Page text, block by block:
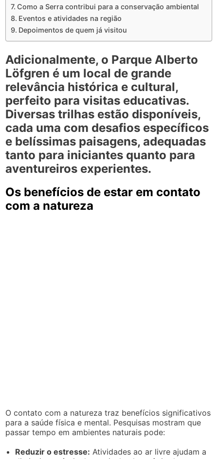
Como a Serra contribui para a conservação ambiental
Eventos e atividades na região
Depoimentos de quem já visitou
Adicionalmente, o Parque Alberto
Löfgren é um local de grande
relevância histórica e cultural,
perfeito para visitas educativas.
Diversas trilhas estão disponíveis,
cada uma com desafios específicos
e belíssimas paisagens, adequadas
tanto para iniciantes quanto para
aventureiros experientes.
Os benefícios de estar em contato
com a natureza
O contato com a natureza traz benefícios significativos
para a saúde física e mental. Pesquisas mostram que
passar tempo em ambientes naturais pode:
Reduzir o estresse: Atividades ao ar livre ajudam a